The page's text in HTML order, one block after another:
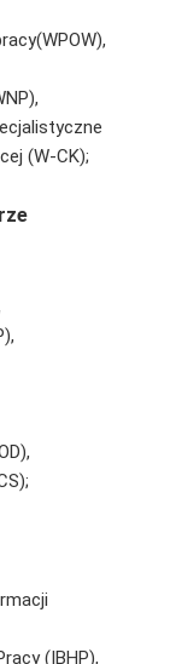
(W-CK);
(IBHP),